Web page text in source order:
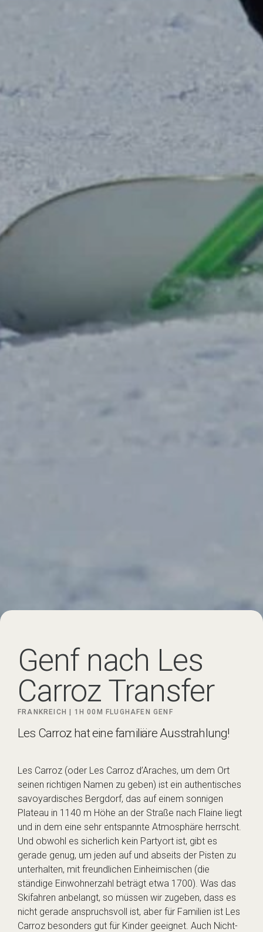
Genf nach Les
Carroz Transfer
FRANKREICH | 1H 00MFLUGHAFEN GENF
Les Carroz hat eine familiäre Ausstrahlung!
Les Carroz (oder Les Carroz d’Araches, um dem Ort
seinen richtigen Namen zu geben) ist ein authentisches
savoyardisches Bergdorf, das auf einem sonnigen
Plateau in 1140 m Höhe an der Straße nach Flaine liegt
und in dem eine sehr entspannte Atmosphäre herrscht.
Und obwohl es sicherlich kein Partyort ist, gibt es
gerade genug, um jeden auf und abseits der Pisten zu
unterhalten, mit freundlichen Einheimischen (die
ständige Einwohnerzahl beträgt etwa 1700). Was das
Skifahren anbelangt, so müssen wir zugeben, dass es
nicht gerade anspruchsvoll ist, aber für Familien ist Les
Carroz besonders gut für Kinder geeignet. Auch Nicht-